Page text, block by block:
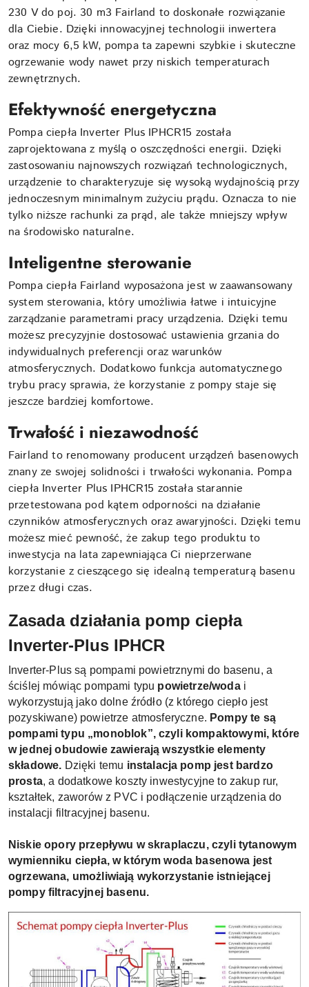
230 V do poj. 30 m3 Fairland to doskonałe rozwiązanie
dla Ciebie. Dzięki innowacyjnej technologii inwertera
oraz mocy 6,5 kW, pompa ta zapewni szybkie i skuteczne
ogrzewanie wody nawet przy niskich temperaturach
zewnętrznych.
Efektywność energetyczna
Pompa ciepła Inverter Plus IPHCR15 została
zaprojektowana z myślą o oszczędności energii. Dzięki
zastosowaniu najnowszych rozwiązań technologicznych,
urządzenie to charakteryzuje się wysoką wydajnością przy
jednoczesnym minimalnym zużyciu prądu. Oznacza to nie
tylko niższe rachunki za prąd, ale także mniejszy wpływ
na środowisko naturalne.
Inteligentne sterowanie
Pompa ciepła Fairland wyposażona jest w zaawansowany
system sterowania, który umożliwia łatwe i intuicyjne
zarządzanie parametrami pracy urządzenia. Dzięki temu
możesz precyzyjnie dostosować ustawienia grzania do
indywidualnych preferencji oraz warunków
atmosferycznych. Dodatkowo funkcja automatycznego
trybu pracy sprawia, że korzystanie z pompy staje się
jeszcze bardziej komfortowe.
Trwałość i niezawodność
Fairland to renomowany producent urządzeń basenowych
znany ze swojej solidności i trwałości wykonania. Pompa
ciepła Inverter Plus IPHCR15 została starannie
przetestowana pod kątem odporności na działanie
czynników atmosferycznych oraz awaryjności. Dzięki temu
możesz mieć pewność, że zakup tego produktu to
inwestycja na lata zapewniająca Ci nieprzerwane
korzystanie z cieszącego się idealną temperaturą basenu
przez długi czas.
Zasada działania pomp ciepła
Inverter-Plus IPHCR
Inverter-Plus są pompami powietrznymi do basenu, a
ściślej mówiąc pompami typu powietrze/wodai
wykorzystują jako dolne źródło (z którego ciepło jest
pozyskiwane) powietrze atmosferyczne. Pompy te są
pompami typu „monoblok”, czyli kompaktowymi, które
w jednej obudowie zawierają wszystkie elementy
składowe. Dzięki temu instalacja pomp jest bardzo
prosta, a dodatkowe koszty inwestycyjne to zakup rur,
kształtek, zaworów z PVC i podłączenie urządzenia do
instalacji filtracyjnej basenu.
Niskie opory przepływu w skraplaczu, czyli tytanowym
wymienniku ciepła, w którym woda basenowa jest
ogrzewana, umożliwiają wykorzystanie istniejącej
pompy filtracyjnej basenu.